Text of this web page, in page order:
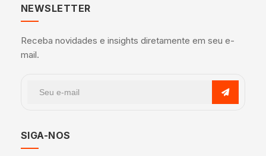
NEWSLETTER
Receba novidades e insights diretamente em seu e-
mail.
SIGA-NOS